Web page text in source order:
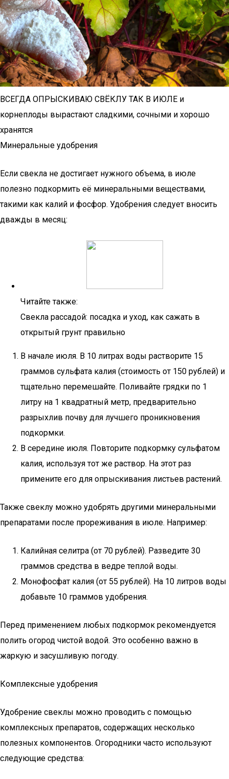
ВСЕГДА ОПРЫСКИВАЮ СВЁКЛУ ТАК В ИЮЛЕ и
корнеплоды вырастают сладкими, сочными и хорошо
хранятся
Минеральные удобрения
Если свекла не достигает нужного объема, в июле
полезно подкормить её минеральными веществами,
такими как калий и фосфор. Удобрения следует вносить
дважды в месяц:
Читайте также:
Свекла рассадой: посадка и уход, как сажать в
открытый грунт правильно
В начале июля. В 10 литрах воды растворите 15
граммов сульфата калия (стоимость от 150 рублей) и
тщательно перемешайте. Поливайте грядки по 1
литру на 1 квадратный метр, предварительно
разрыхлив почву для лучшего проникновения
подкормки.
В середине июля. Повторите подкормку сульфатом
калия, используя тот же раствор. На этот раз
примените его для опрыскивания листьев растений.
Также свеклу можно удобрять другими минеральными
препаратами после прореживания в июле. Например:
Калийная селитра (от 70 рублей). Разведите 30
граммов средства в ведре теплой воды.
Монофосфат калия (от 55 рублей). На 10 литров воды
добавьте 10 граммов удобрения.
Перед применением любых подкормок рекомендуется
полить огород чистой водой. Это особенно важно в
жаркую и засушливую погоду.
Комплексные удобрения
Удобрение свеклы можно проводить с помощью
комплексных препаратов, содержащих несколько
полезных компонентов. Огородники часто используют
следующие средства: